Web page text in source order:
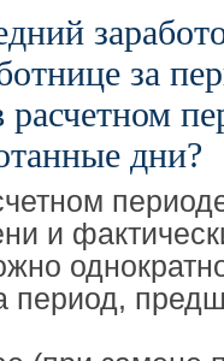
за
дни?
и
период,